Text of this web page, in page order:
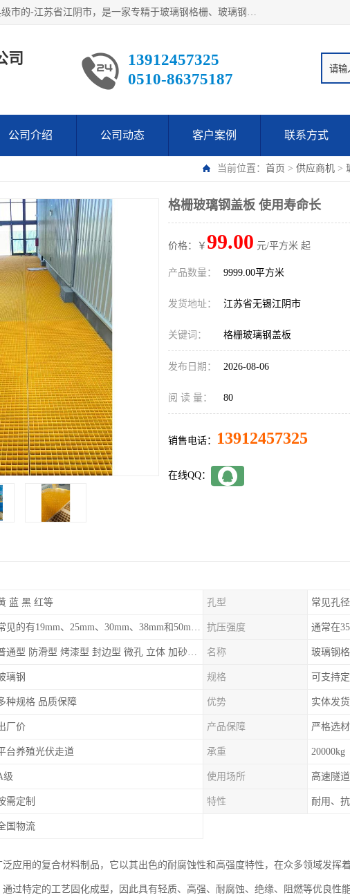
江阴市翔鼎复合材料有限公司,位于美丽富饶的中国经济百强县第一县级市的-江苏省江阴市，是一家专精于玻璃钢格栅、玻璃钢新材料,镀锌钢格板，机械设备生产制造及研发的科技型企业；公司产品已销往了世界多个国家和地区，公司人决心加倍努力愿与广大社会同仁精诚合作共创辉煌！
司
13912457325
0510-86375187
公司介绍 公司动态 客户案例 联系方式
当前位置： 首页 > 供应商机 >
格栅玻璃钢盖板 使用寿命长
价格：￥ 99.00 元/平方米 起
产品数量： 9999.00平方米
发货地址： 江苏省无锡江阴市
关键词： 格栅玻璃钢盖板
发布日期： 2026-08-06
阅 读 量： 80
销售电话： 13912457325
在线QQ：
蓝 黑 红等 孔型
常见的有19mm、25mm、30mm、38mm和50mm等 抗压强度 通常在
普通型 防滑型 ‌烤漆型 封边型 ‌微孔 立体 加砂覆面型 平面型 名称 玻璃钢
璃钢 规格 可支持
种规格 品质保障 优势 实体发货
厂价 产品保障 严格选
台养殖光伏走道 承重 20000kg
级 使用场所 高速隧
需定制 特性 耐用、
国物流
应用的复合材料制品，它以其出色的耐腐蚀性和高强度特性，在众多领域发挥
过特定的工艺固化成型，因此具有轻质、高强、耐腐蚀、绝缘、阻燃等优良性